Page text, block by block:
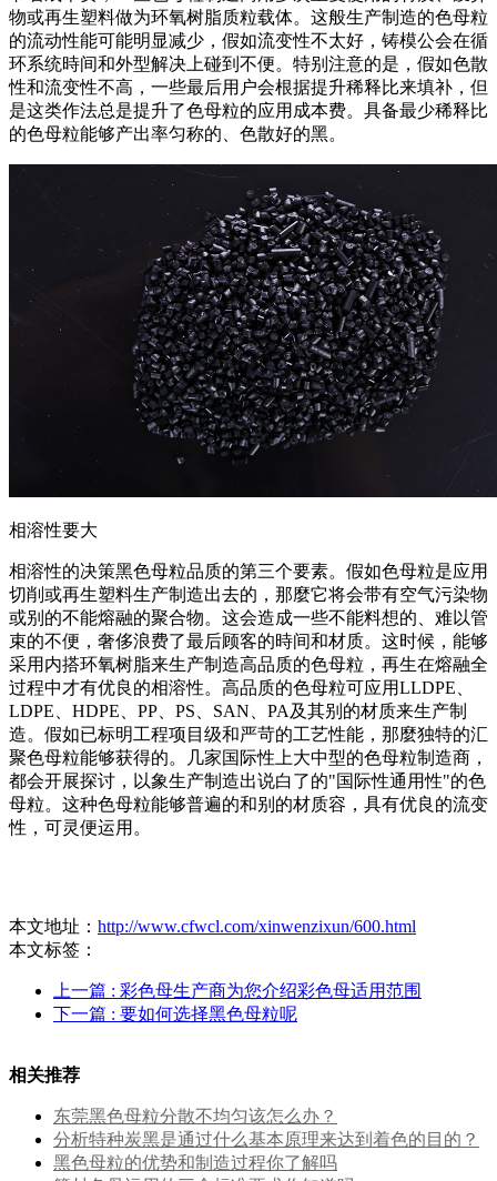
物或再生塑料做为环氧树脂质粒载体。这般生产制造的色母粒
的流动性能可能明显减少，假如流变性不太好，铸模公会在循
环系统時间和外型解决上碰到不便。特别注意的是，假如色散
性和流变性不高，一些最后用户会根据提升稀释比来填补，但
是这类作法总是提升了色母粒的应用成本费。具备最少稀释比
的色母粒能够产出率匀称的、色散好的黑。
相溶性要大
相溶性的决策黑色母粒品质的第三个要素。假如色母粒是应用
切削或再生塑料生产制造出去的，那麼它将会带有空气污染物
或别的不能熔融的聚合物。这会造成一些不能料想的、难以管
束的不便，奢侈浪费了最后顾客的時间和材质。这时候，能够
采用内搭环氧树脂来生产制造高品质的色母粒，再生在熔融全
过程中才有优良的相溶性。高品质的色母粒可应用LLDPE、
LDPE、HDPE、PP、PS、SAN、PA及其别的材质来生产制
造。假如已标明工程项目级和严苛的工艺性能，那麼独特的汇
聚色母粒能够获得的。几家国际性上大中型的色母粒制造商，
都会开展探讨，以象生产制造出说白了的"国际性通用性"的色
母粒。这种色母粒能够普遍的和别的材质容，具有优良的流变
性，可灵便运用。
本文地址： http://www.cfwcl.com/xinwenzixun/600.html
本文标签：
上一篇 : 彩色母生产商为您介绍彩色母适用范围
下一篇 : 要如何选择黑色母粒呢
相关推荐
东莞黑色母粒分散不均匀该怎么办？
分析特种炭黑是通过什么基本原理来达到着色的目的？
黑色母粒的优势和制造过程你了解吗